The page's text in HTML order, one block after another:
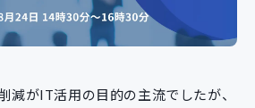
Contact
減がIT活用の目的の主流でしたが、